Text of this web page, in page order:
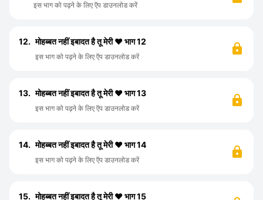
इस भाग को पढ़ने के लिए ऍप डाउनलोड करें
12. मोहब्बत नहीं इबादत है तू मेरी ❤️ भाग 12
इस भाग को पढ़ने के लिए ऍप डाउनलोड करें
13. मोहब्बत नहीं इबादत है तू मेरी ❤️ भाग 13
इस भाग को पढ़ने के लिए ऍप डाउनलोड करें
14. मोहब्बत नहीं इबादत है तू मेरी ❤️ भाग 14
इस भाग को पढ़ने के लिए ऍप डाउनलोड करें
15. मोहब्बत नहीं इबादत है तू मेरी ❤️ भाग 15